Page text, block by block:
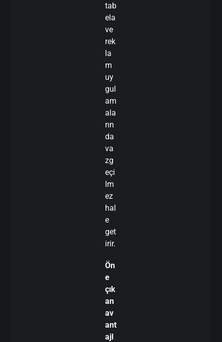
tab
ela
ve
rek
la
m
uy
gul
am
ala
rın
da
va
zg
eçi
lm
ez
hal
e
get
irir.
Ön
e
çık
an
av
ant
ajl